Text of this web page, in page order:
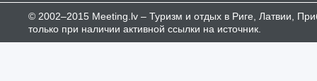
© 2002–2015 Meeting.lv – Туризм и отдых в Риге, Латвии,
только при наличии активной ссылки на источник.